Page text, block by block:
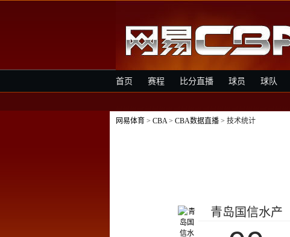
首页 赛程 比分直播 球员 球队
网易体育 > CBA> CBA数据直播 > 技术统计
青岛国信水产